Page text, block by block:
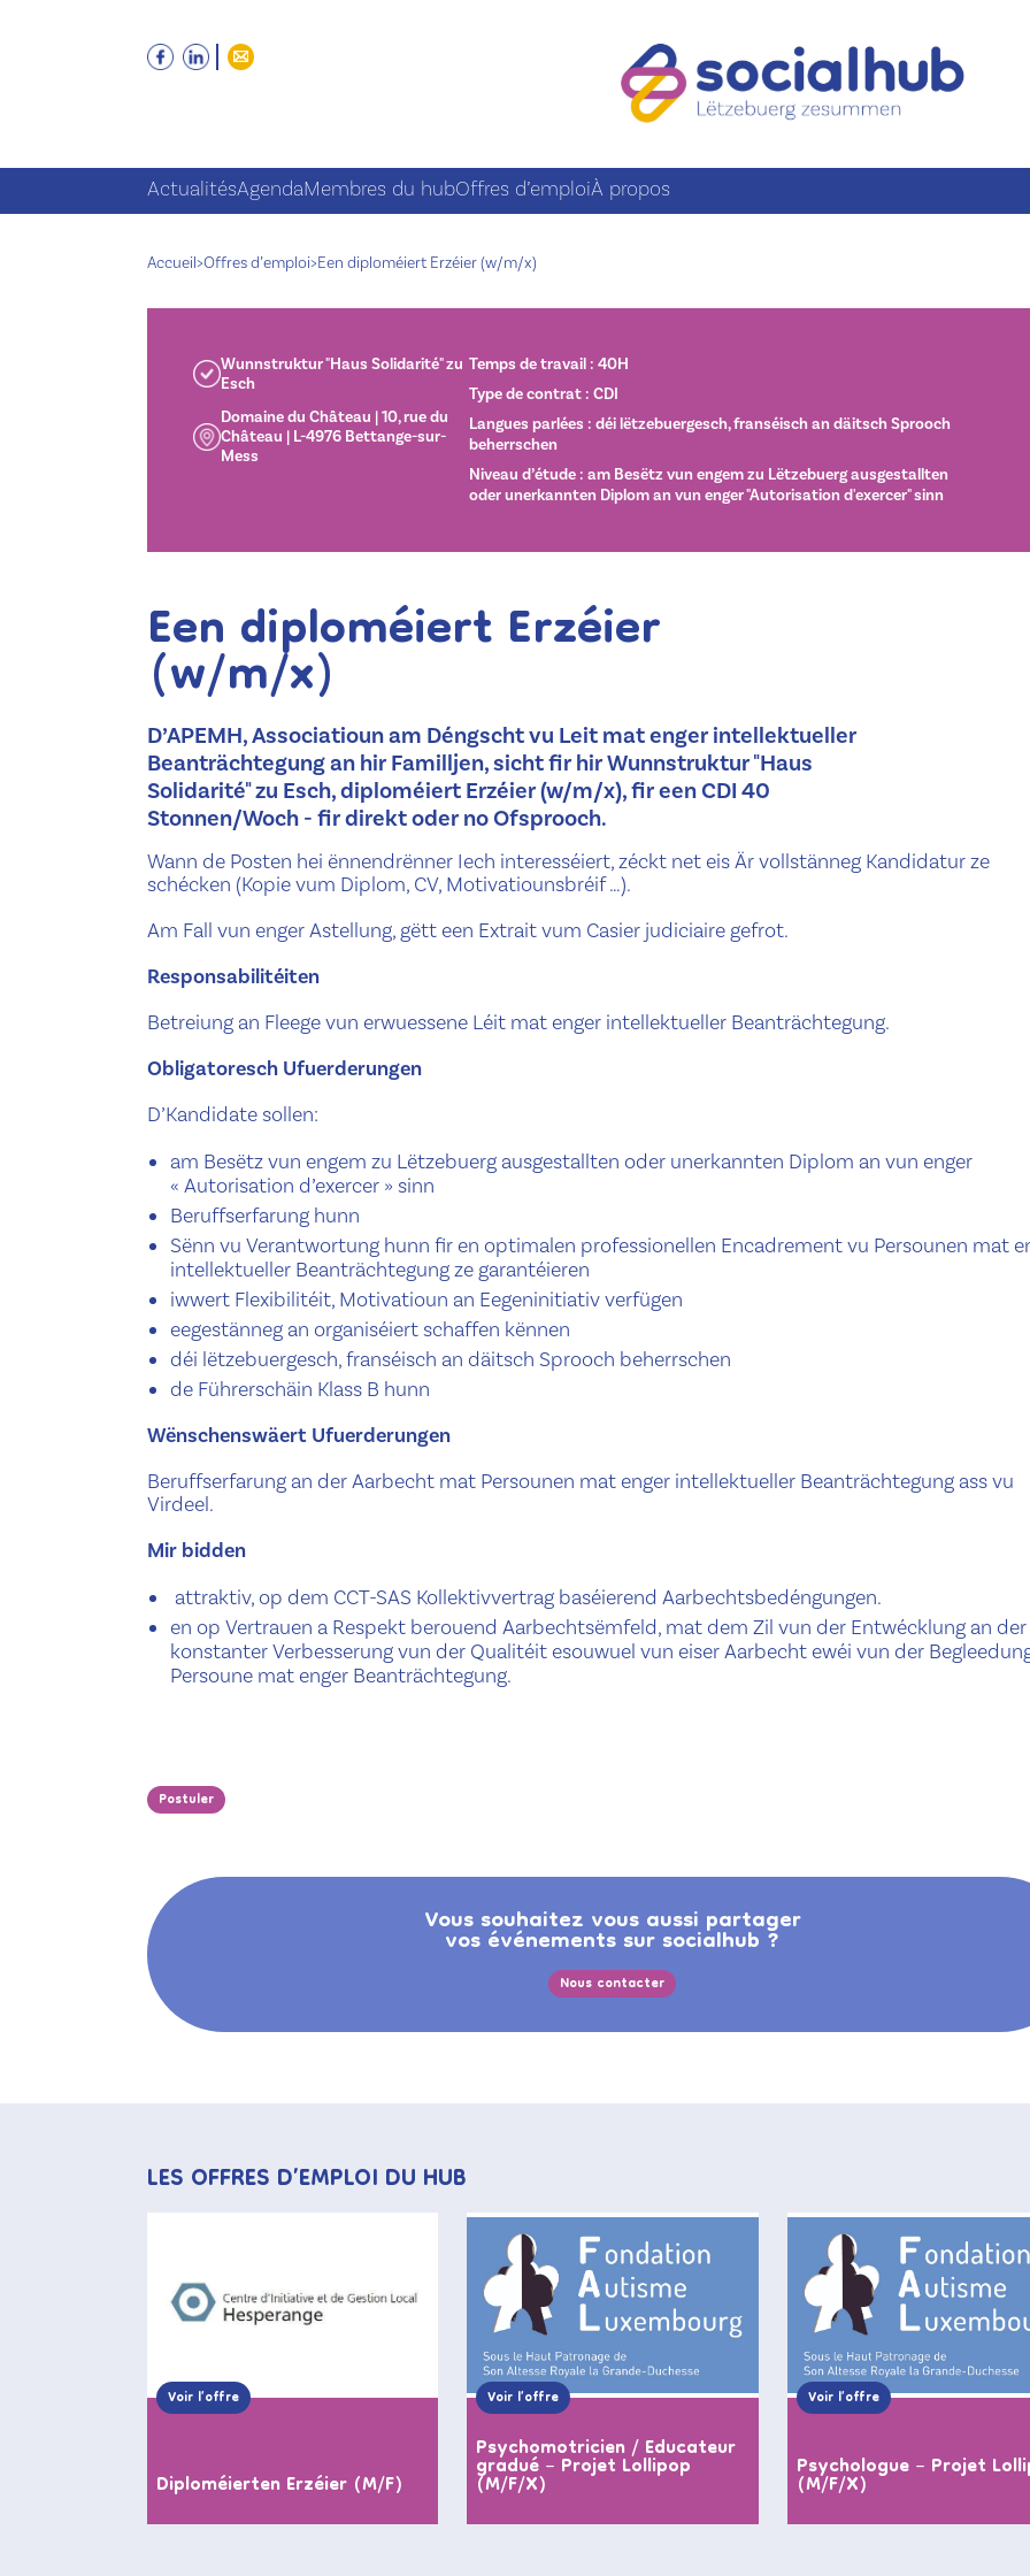
ActualitésAgendaMembres du hubOffres d’emploiÀ propos
Accueil>Offres d’emploi>Een diploméiert Erzéier (w/m/x)
Wunnstruktur "Haus Solidarité" zu
Esch
Domaine du Château | 10, rue du
Château | L-4976 Bettange-sur-
Mess
Temps de travail : 40H
Type de contrat : CDI
Langues parlées : déi lëtzebuergesch, franséisch an däitsch Sprooch
beherrschen
Niveau d’étude : am Besëtz vun engem zu Lëtzebuerg ausgestallten
oder unerkannten Diplom an vun enger "Autorisation d'exercer" sinn
Een diploméiert Erzéier
(w/m/x)
D’APEMH, Associatioun am Déngscht vu Leit mat enger intellektueller
Beanträchtegung an hir Familljen, sicht fir hir Wunnstruktur "Haus
Solidarité" zu Esch, diploméiert Erzéier (w/m/x), fir een CDI 40
Stonnen/Woch - fir direkt oder no Ofsprooch.
Wann de Posten hei ënnendrënner Iech interesséiert, zéckt net eis Är vollstänneg Kandidatur ze
schécken (Kopie vum Diplom, CV, Motivatiounsbréif …).
Am Fall vun enger Astellung, gëtt een Extrait vum Casier judiciaire gefrot.
Responsabilitéiten
Betreiung an Fleege vun erwuessene Léit mat enger intellektueller Beanträchtegung.
Obligatoresch Ufuerderungen
D’Kandidate sollen:
am Besëtz vun engem zu Lëtzebuerg ausgestallten oder unerkannten Diplom an vun enger
« Autorisation d’exercer » sinn
Beruffserfarung hunn
Sënn vu Verantwortung hunn fir en optimalen professionellen Encadrement vu Persounen mat
intellektueller Beanträchtegung ze garantéieren
iwwert Flexibilitéit, Motivatioun an Eegeninitiativ verfügen
eegestänneg an organiséiert schaffen kënnen
déi lëtzebuergesch, franséisch an däitsch Sprooch beherrschen
de Führerschäin Klass B hunn
Wënschenswäert Ufuerderungen
Beruffserfarung an der Aarbecht mat Persounen mat enger intellektueller Beanträchtegung ass vu
Virdeel.
Mir bidden
attraktiv, op dem CCT-SAS Kollektivvertrag baséierend Aarbechtsbedéngungen.
en op Vertrauen a Respekt berouend Aarbechtsëmfeld, mat dem Zil vun der Entwécklung an der
konstanter Verbesserung vun der Qualitéit esouwuel vun eiser Aarbecht ewéi vun der
Persoune mat enger Beanträchtegung.
Postuler
Vous souhaitez vous aussi partager
vos événements sur socialhub ?
Nous contacter
LES OFFRES D’EMPLOI DU HUB
Voir l’offre
Diploméierten Erzéier (M/F)
Voir l’offre
Psychomotricien / Educateur
gradué – Projet Lollipop
(M/F/X)
Voir l’offre
Psychologue – Projet
(M/F/X)